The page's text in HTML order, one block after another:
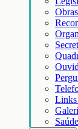
Obras
Saúde